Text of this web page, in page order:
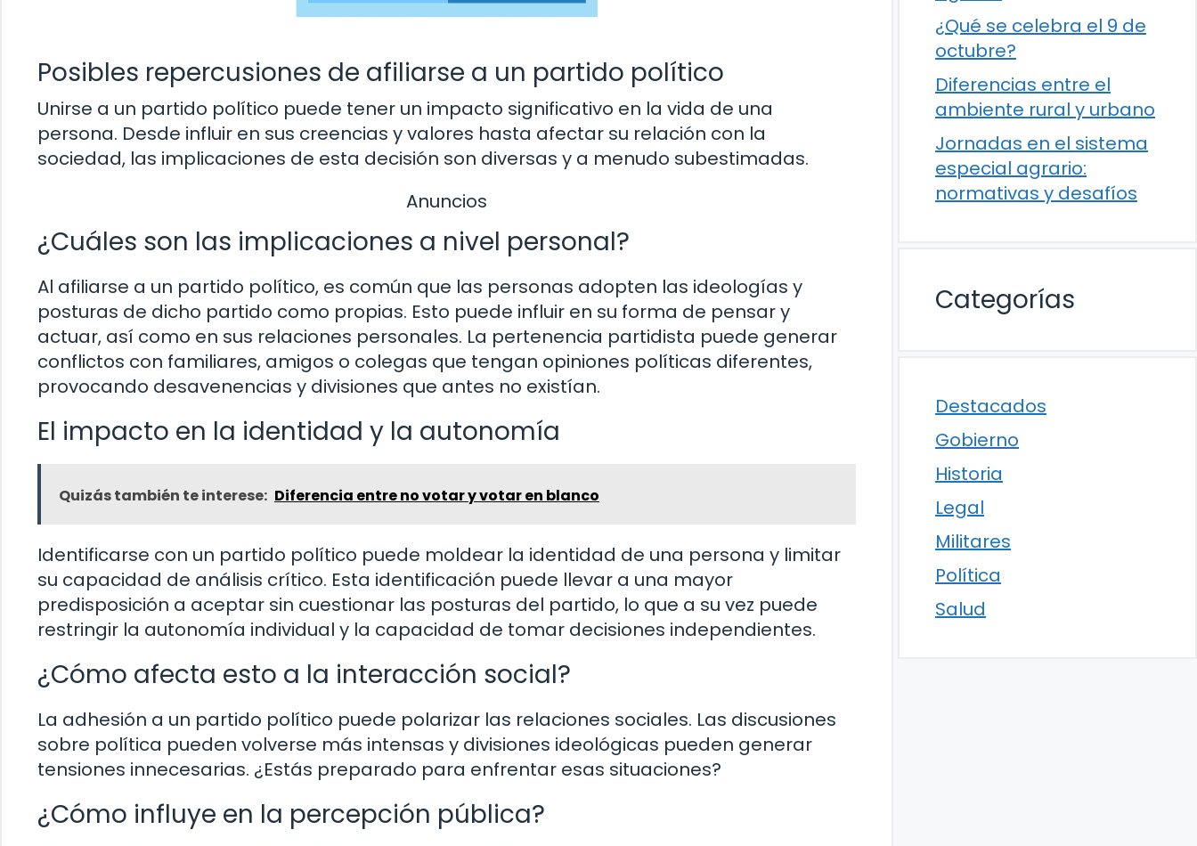
Posibles repercusiones de afiliarse a un partido político
Unirse a un partido político puede tener un impacto significativo en la vida de una
persona. Desde influir en sus creencias y valores hasta afectar su relación con la
sociedad, las implicaciones de esta decisión son diversas y a menudo subestimadas.
Anuncios
¿Cuáles son las implicaciones a nivel personal?
Al afiliarse a un partido político, es común que las personas adopten las ideologías y
posturas de dicho partido como propias. Esto puede influir en su forma de pensar y
actuar, así como en sus relaciones personales. La pertenencia partidista puede generar
conflictos con familiares, amigos o colegas que tengan opiniones políticas diferentes,
provocando desavenencias y divisiones que antes no existían.
El impacto en la identidad y la autonomía
Quizás también te interese: Diferencia entre no votar y votar en blanco
Identificarse con un partido político puede moldear la identidad de una persona y limitar
su capacidad de análisis crítico. Esta identificación puede llevar a una mayor
predisposición a aceptar sin cuestionar las posturas del partido, lo que a su vez puede
restringir la autonomía individual y la capacidad de tomar decisiones independientes.
¿Cómo afecta esto a la interacción social?
La adhesión a un partido político puede polarizar las relaciones sociales. Las discusiones
sobre política pueden volverse más intensas y divisiones ideológicas pueden generar
tensiones innecesarias. ¿Estás preparado para enfrentar esas situaciones?
¿Cómo influye en la percepción pública?
¿Qué se celebra el 9 de
octubre?
Diferencias entre el
ambiente rural y urbano
Jornadas en el sistema
especial agrario:
normativas y desafíos
Categorías
Destacados
Gobierno
Historia
Legal
Militares
Política
Salud